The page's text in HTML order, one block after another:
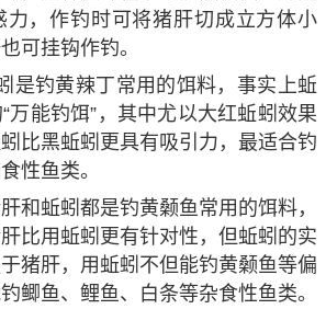
力，作钓时可将猪肝切成立方体小
可挂钩作钓。
是钓黄辣丁常用的饵料，事实上蚯
万能钓饵”，其中尤以大红蚯蚓效果
比黑蚯蚓更具有吸引力，最适合钓
性鱼类。
和蚯蚓都是钓黄颡鱼常用的饵料，
比用蚯蚓更有针对性，但蚯蚓的实
猪肝，用蚯蚓不但能钓黄颡鱼等偏
鲫鱼、鲤鱼、白条等杂食性鱼类。